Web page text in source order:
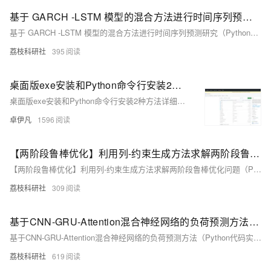
基于 GARCH -LSTM 模型的混合方法进行时间序列预测研究（Python代码实现）
基于 GARCH -LSTM 模型的混合方法进行时间序列预测研究（Python代码实现）
荔枝科研社 395
桌面版exe安装和Python命令行安装2种方法详细讲解图片去水印AI源码私有化部署Lama-Cleaner安装使用方法-优雅草卓伊凡
桌面版exe安装和Python命令行安装2种方法详细讲解图片去水印AI源码私有化部署Lama-Cleaner安装使用方法-优雅草卓伊凡
卓伊凡 1596
【两阶段鲁棒优化】利用列-约束生成方法求解两阶段鲁棒优化问题（Python代码实现）
【两阶段鲁棒优化】利用列-约束生成方法求解两阶段鲁棒优化问题（Python代码实现）
荔枝科研社 309
基于CNN-GRU-Attention混合神经网络的负荷预测方法（Python代码实现）
基于CNN-GRU-Attention混合神经网络的负荷预测方法（Python代码实现）
荔枝科研社 619